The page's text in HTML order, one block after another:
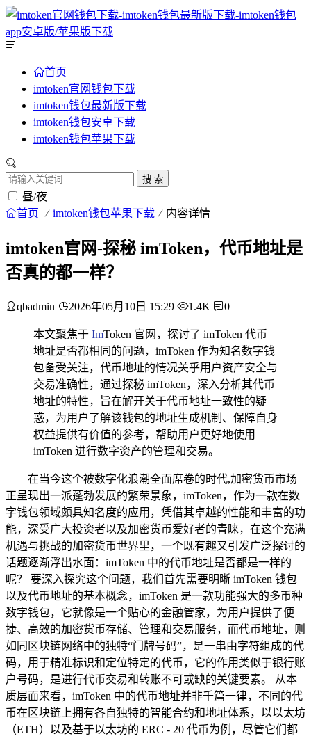
首页
imtoken官网钱包下载
imtoken钱包最新版下载
imtoken钱包安卓下载
imtoken钱包苹果下载
搜 索
昼/夜
首页 imtoken钱包苹果下载 内容详情
imtoken官网-探秘 imToken，代币地址是
否真的都一样？
qbadmin 2026年05月10日 15:29 1.4K 0
本文聚焦于 ImToken 官网，探讨了 imToken 代币
地址是否都相同的问题，imToken 作为知名数字钱
包备受关注，代币地址的情况关乎用户资产安全与
交易准确性，通过探秘 imToken，深入分析其代币
地址的特性，旨在解开关于代币地址一致性的疑
惑，为用户了解该钱包的地址生成机制、保障自身
权益提供有价值的参考，帮助用户更好地使用
imToken 进行数字资产的管理和交易。
在当今这个被数字化浪潮全面席卷的时代,加密货币市场
正呈现出一派蓬勃发展的繁荣景象，imToken，作为一款在数
字钱包领域颇具知名度的应用，凭借其卓越的性能和丰富的功
能，深受广大投资者以及加密货币爱好者的青睐，在这个充满
机遇与挑战的加密货币世界里，一个既有趣又引发广泛探讨的
话题逐渐浮出水面：imToken 中的代币地址是否都是一样的
呢？ 要深入探究这个问题，我们首先需要明晰 imToken 钱包
以及代币地址的基本概念，imToken 是一款功能强大的多币种
数字钱包，它就像是一个贴心的金融管家，为用户提供了便
捷、高效的加密货币存储、管理和交易服务，而代币地址，则
如同区块链网络中的独特“门牌号码”，是一串由字符组成的代
码，用于精准标识和定位特定的代币，它的作用类似于银行账
户号码，是进行代币交易和转账不可或缺的关键要素。 从本
质层面来看，imToken 中的代币地址并非千篇一律，不同的代
币在区块链上拥有各自独特的智能合约和地址体系，以以太坊
（ETH）以及基于以太坊的 ERC - 20 代币为例，尽管它们都